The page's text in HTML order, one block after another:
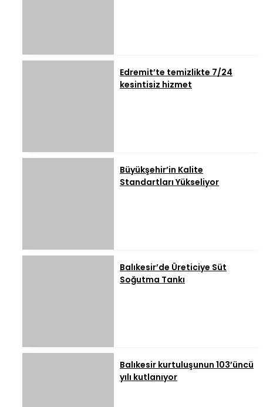
Edremit’te temizlikte 7/24
kesintisiz hizmet
Büyükşehir’in Kalite
Standartları Yükseliyor
Balıkesir’de Üreticiye Süt
Soğutma Tankı
Balıkesir kurtuluşunun 103’üncü
yılı kutlanıyor